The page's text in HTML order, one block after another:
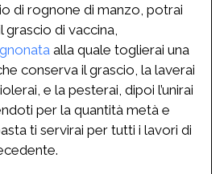
di rognone di manzo, potrai
di vaccina,
alla quale toglierai una
conserva il grascio, la laverai
e la pesterai, dipoi l’unirai
per la quantità metà e
ti servirai per tutti i lavori di